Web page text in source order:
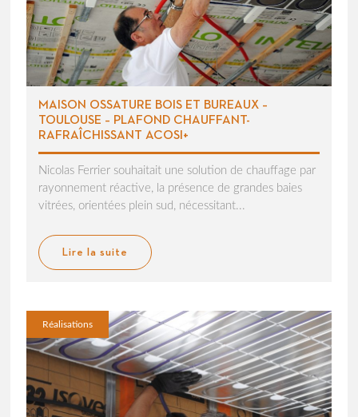
MAISON OSSATURE BOIS ET BUREAUX –
TOULOUSE – PLAFOND CHAUFFANT-
RAFRAÎCHISSANT ACOSI+
Nicolas Ferrier souhaitait une solution de chauffage par
rayonnement réactive, la présence de grandes baies
vitrées, orientées plein sud, nécessitant...
Lire la suite
Réalisations